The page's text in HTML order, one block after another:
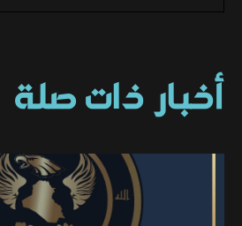
أخبار ذات صلة